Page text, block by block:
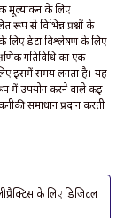
मूल्यांकन के लिए
रूप से विभिन्न प्रश्नों के
लिए डेटा विश्लेषण के लिए
गतिविधि का एक
इसमें समय लगता है। यह
में उपयोग करने वाले कई
समाधान प्रदान करती
के लिए डिजिटल